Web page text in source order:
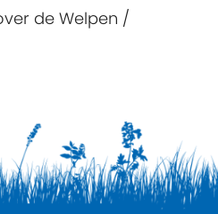
de Welpen /